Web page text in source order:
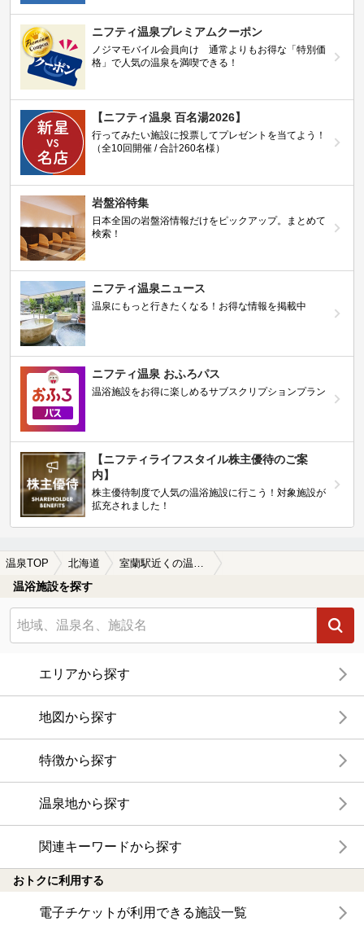
ニフティ温泉プレミアムクーポン
ノジマモバイル会員向け 通常よりもお得な「特別価
格」で人気の温泉を満喫できる！
【ニフティ温泉 百名湯2026】
行ってみたい施設に投票してプレゼントを当てよう！
（全10回開催 / 合計260名様）
岩盤浴特集
日本全国の岩盤浴情報だけをピックアップ。まとめて
検索！
ニフティ温泉ニュース
温泉にもっと行きたくなる！お得な情報を掲載中
ニフティ温泉 おふろパス
温浴施設をお得に楽しめるサブスクリプションプラン
【ニフティライフスタイル株主優待のご案
内】
株主優待制度で人気の温浴施設に行こう！対象施設が
拡充されました！
温泉TOP 北海道
温浴施設を探す
エリアから探す
地図から探す
特徴から探す
温泉地から探す
関連キーワードから探す
おトクに利用する
電子チケットが利用できる施設一覧